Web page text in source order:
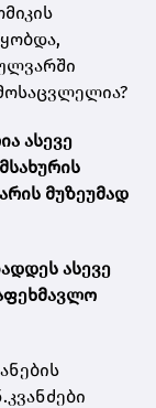
ასევე
მუზეუმად
ასევე